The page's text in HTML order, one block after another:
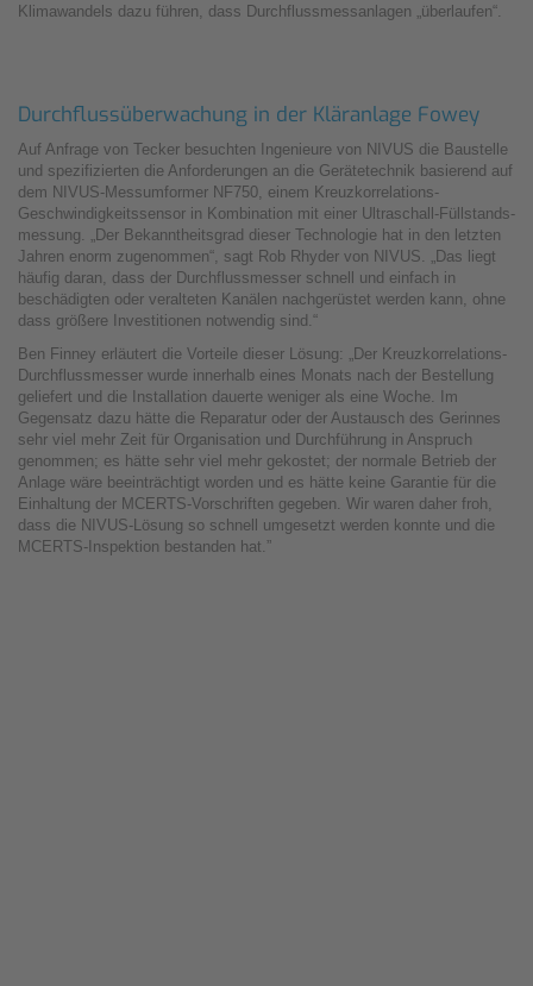
Klimawandels dazu führen, dass Durchflussmessanlagen „überlaufen“.
Durchflussüberwachung in der Kläranlage Fowey
Auf Anfrage von Tecker besuchten Ingenieure von NIVUS die Baustelle
und spezifizierten die Anforderungen an die Gerätetechnik basierend auf
dem NIVUS-Messumformer NF750, einem Kreuzkorrelations-
Geschwindigkeitssensor in Kombination mit einer Ultraschall-Füllstands-
messung. „Der Bekanntheitsgrad dieser Technologie hat in den letzten
Jahren enorm zugenommen“, sagt Rob Rhyder von NIVUS. „Das liegt
häufig daran, dass der Durchflussmesser schnell und einfach in
beschädigten oder veralteten Kanälen nachgerüstet werden kann, ohne
dass größere Investitionen notwendig sind.“
Ben Finney erläutert die Vorteile dieser Lösung: „Der Kreuzkorrelations-
Durchflussmesser wurde innerhalb eines Monats nach der Bestellung
geliefert und die Installation dauerte weniger als eine Woche. Im
Gegensatz dazu hätte die Reparatur oder der Austausch des Gerinnes
sehr viel mehr Zeit für Organisation und Durchführung in Anspruch
genommen; es hätte sehr viel mehr gekostet; der normale Betrieb der
Anlage wäre beeinträchtigt worden und es hätte keine Garantie für die
Einhaltung der MCERTS-Vorschriften gegeben. Wir waren daher froh,
dass die NIVUS-Lösung so schnell umgesetzt werden konnte und die
MCERTS-Inspektion bestanden hat.”